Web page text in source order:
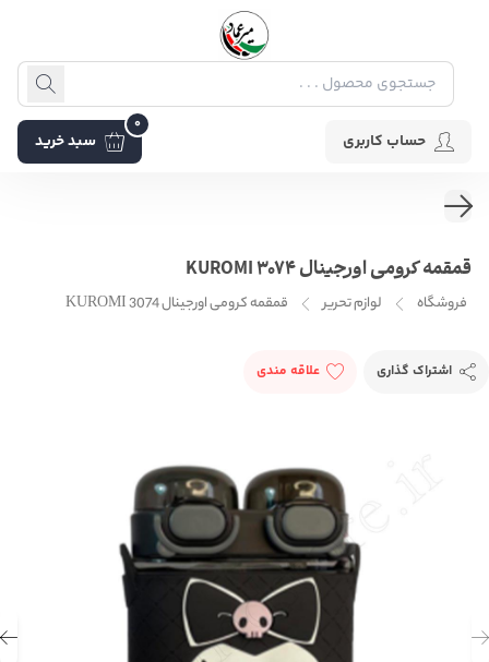
حساب کاربری سبد خرید
0
قمقمه کرومی اورجینال KUROMI 3074
فروشگاه لوازم تحریر قمقمه کرومی اورجینال KUROMI 3074
اشتراک گذاری علاقه مندی